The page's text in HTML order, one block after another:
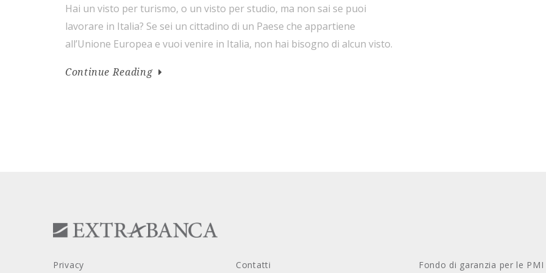
Hai un visto per turismo, o un visto per studio, ma non sai se puoi
lavorare in Italia? Se sei un cittadino di un Paese che appartiene
all’Unione Europea e vuoi venire in Italia, non hai bisogno di alcun visto.
Europea, per entrare […]
Continue Reading
Privacy Contatti Fondo di garanzia per le